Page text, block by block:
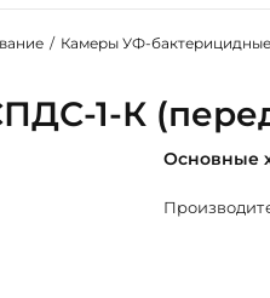
/ Камеры УФ-бактерицидные
1-К
Основные